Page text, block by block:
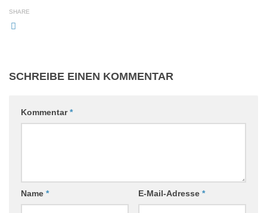
SHARE
SCHREIBE EINEN KOMMENTAR
Kommentar*
Name * E-Mail-Adresse *